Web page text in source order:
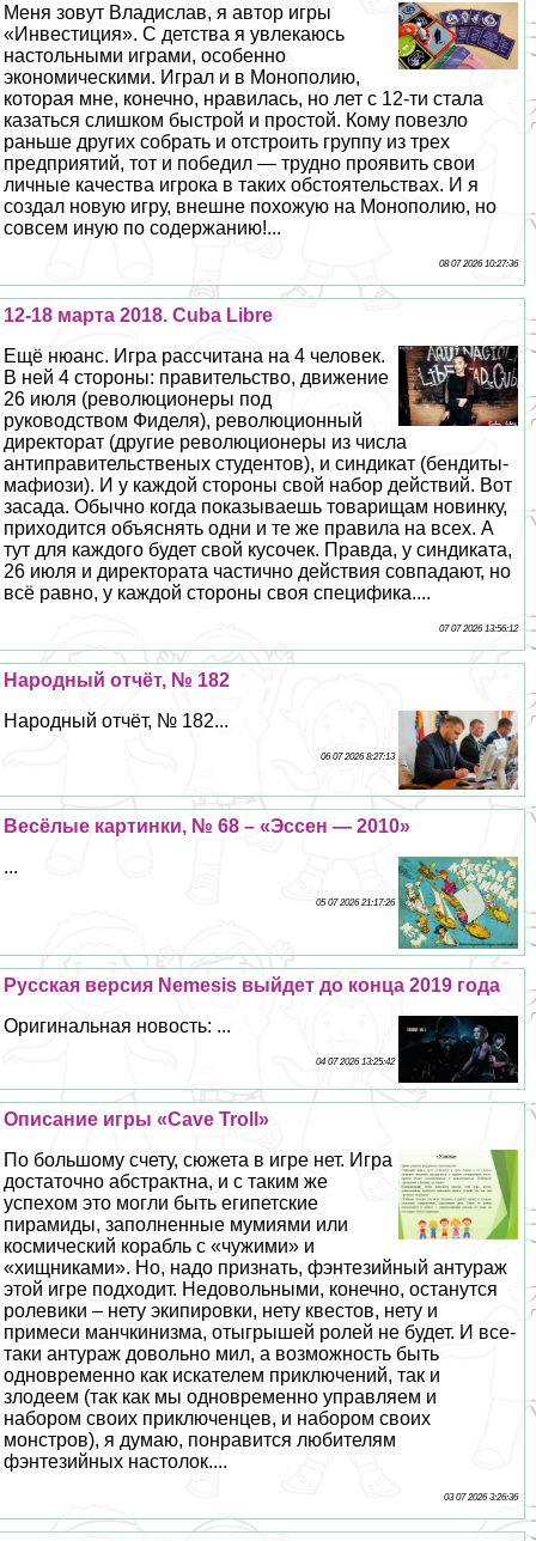
Меня зовут Владислав, я автор игры
«Инвестиция». С детства я увлекаюсь
настольными играми, особенно
экономическими. Играл и в Монополию,
которая мне, конечно, нравилась, но лет с 12-ти стала
казаться слишком быстрой и простой. Кому повезло
раньше других собрать и отстроить группу из трех
предприятий, тот и победил — трудно проявить свои
личные качества игрока в таких обстоятельствах. И я
создал новую игру, внешне похожую на Монополию, но
совсем иную по содержанию!...
08 07 2026 10:27:36
12-18 марта 2018. Cuba Libre
Ещё нюанс. Игра рассчитана на 4 человек.
В ней 4 стороны: правительство, движение
26 июля (революционеры под
руководством Фиделя), революционный
директорат (другие революционеры из числа
антиправительственых студентов), и синдикат (бендиты-
мафиози). И у каждой стороны свой набор действий. Вот
засада. Обычно когда показываешь товарищам новинку,
приходится объяснять одни и те же правила на всех. А
тут для каждого будет свой кусочек. Правда, у синдиката,
26 июля и директората частично действия совпадают, но
всё равно, у каждой стороны своя специфика....
07 07 2026 13:56:12
Народный отчёт, № 182
Народный отчёт, № 182...
06 07 2026 8:27:13
Весёлые картинки, № 68 – «Эссен — 2010»
...
05 07 2026 21:17:26
Русская версия Nemesis выйдет до конца 2019 года
Оригинальная новость: ...
04 07 2026 13:25:42
Описание игры «Cave Troll»
По большому счету, сюжета в игре нет. Игра
достаточно абстpaктна, и с таким же
успехом это могли быть египетские
пирамиды, заполненные мумиями или
космический корабль с «чужими» и
«хищниками». Но, надо признать, фэнтезийный антураж
этой игре подходит. Недовольными, конечно, останутся
ролевики – нету экипировки, нету квестов, нету и
примеси манчкинизма, отыгрышей ролей не будет. И все-
таки антураж довольно мил, а возможность быть
одновременно как искателем приключений, так и
злодеем (так как мы одновременно управляем и
набором своих приключенцев, и набором своих
монстров), я думаю, понравится любителям
фэнтезийных настолок....
03 07 2026 3:26:36